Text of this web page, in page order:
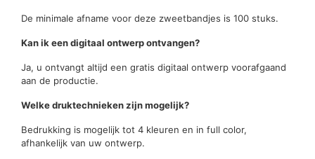
De minimale afname voor deze zweetbandjes is 100 stuks.
Kan ik een digitaal ontwerp ontvangen?
Ja, u ontvangt altijd een gratis digitaal ontwerp voorafgaand
aan de productie.
Welke druktechnieken zijn mogelijk?
Bedrukking is mogelijk tot 4 kleuren en in full color,
afhankelijk van uw ontwerp.